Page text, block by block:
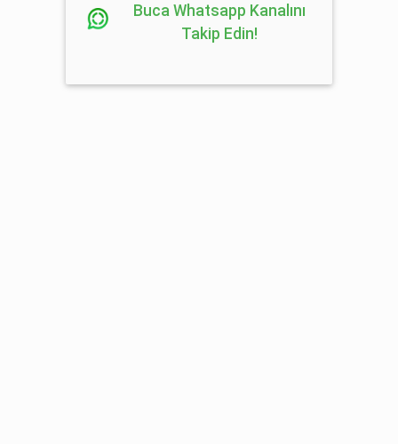
Buca Whatsapp Kanalını
Takip Edin!